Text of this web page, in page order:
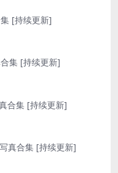
集 [持续更新]
合集 [持续更新]
合集 [持续更新]
真合集 [持续更新]